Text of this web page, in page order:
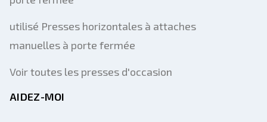
utilisé Presses horizontales à attaches
manuelles à porte fermée
Voir toutes les presses d'occasion
AIDEZ-MOI